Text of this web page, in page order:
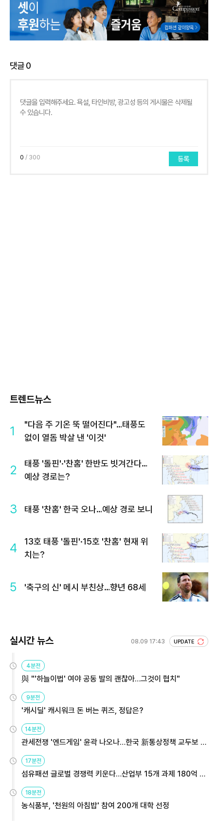
댓글0
0 / 300 등록
트렌드뉴스
1
"다음 주 기온 뚝 떨어진다"…태풍도
없이 열돔 박살 낸 '이것'
2
태풍 '돌핀'·'찬홈' 한반도 빗겨간다…
예상 경로는?
3 태풍 '찬홈' 한국 오나…예상 경로 보니
4
13호 태풍 '돌핀'·15호 '찬홈' 현재 위
치는?
5 '축구의 신' 메시 부친상…향년 68세
실시간 뉴스 08.09 17:43 UPDATE
4분전
與 "'하늘이법' 여야 공동 발의 괜찮아…그것이 협치"
9분전
'캐시딜' 캐시워크 돈 버는 퀴즈, 정답은?
14분전
관세전쟁 '엔드게임' 윤곽 나오나…한국 新통상정책 교두보 활
용해야
17분전
섬유패션 글로벌 경쟁력 키운다…산업부 15개 과제 180억 지
원
18분전
농식품부, '천원의 아침밥' 참여 200개 대학 선정